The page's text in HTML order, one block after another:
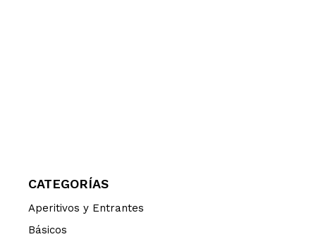
CATEGORÍAS
Aperitivos y Entrantes
Básicos